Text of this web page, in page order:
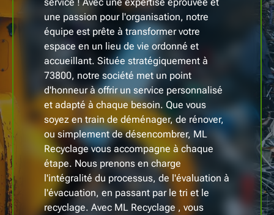
une passion pour l'organisation, notre
équipe est prête à transformer votre
espace en un lieu de vie ordonné et
accueillant. Située stratégiquement à
73800, notre société met un point
d'honneur à offrir un service personnalisé
et adapté à chaque besoin. Que vous
soyez en train de déménager, de rénover,
ou simplement de désencombrer, ML
Recyclage vous accompagne à chaque
étape. Nous prenons en charge
l'intégralité du processus, de l'évaluation à
l'évacuation, en passant par le tri et le
recyclage. Avec ML Recyclage , vous